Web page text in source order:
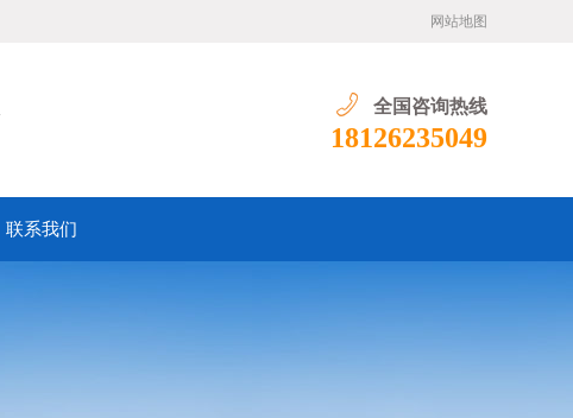
网站地图
全国咨询热线
18126235049
联系我们